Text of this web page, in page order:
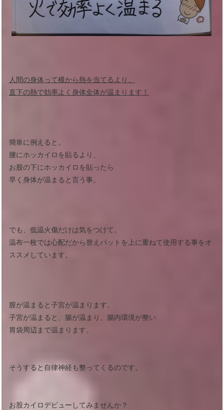
人間の身体って横から熱を当てるより、
直下の熱で効率よく身体全体が温まります！
簡単に例えると。
腰にホッカイロを貼るより、
お股の下にホッカイロを貼ったら
早く身体が温まると言う事。
でも、低温火傷だけは気をつけて。
温布一枚では心配だから替えパットを上に重ねて使用する事をオ
ススメしています。
膣が温まると子宮が温まります。
子宮が温まると、腸が温まり、腸内環境が整い
胃袋周辺まで温まります。
そうすると自律神経も整ってくるのです。
お股カイロデビューしてみませんか？